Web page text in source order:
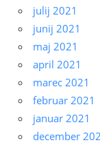
julij 2021
junij 2021
maj 2021
april 2021
marec 2021
februar 2021
januar 2021
december